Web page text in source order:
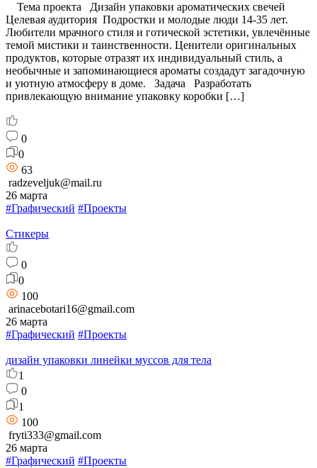
Тема проекта Дизайн упаковки ароматических свечей
Целевая аудитория Подростки и молодые люди 14-35 лет.
Любители мрачного стиля и готической эстетики, увлечённые
темой мистики и таинственности. Ценители оригинальных
продуктов, которые отразят их индивидуальный стиль, а
необычные и запоминающиеся ароматы создадут загадочную
и уютную атмосферу в доме. Задача Разработать
привлекающую внимание упаковку коробки […]
0
0
63
radzeveljuk@mail.ru
26 марта
#Графический #Проекты
Стикеры
0
0
100
arinacebotari16@gmail.com
26 марта
#Графический #Проекты
дизайн упаковки линейки муссов для тела
1
0
1
100
fryti333@gmail.com
26 марта
#Графический #Проекты